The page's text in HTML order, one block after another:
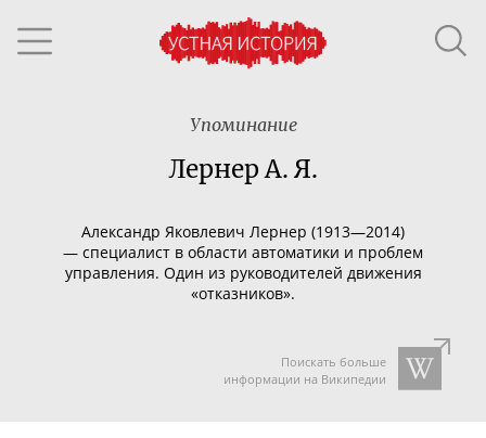
Упоминание
Лернер А. Я.
Александр Яковлевич Лернер (1913—2014)
— специалист в области автоматики и проблем
управления. Один из руководителей движения
«отказников».
Поискать больше
информации на Википедии